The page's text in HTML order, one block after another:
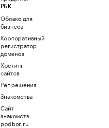
РБК
Облако для
бизнеса
Корпоративный
регистратор
доменов
Хостинг
сайтов
Рег.решения
Знакомства
Сайт
знакомств
podbor.ru